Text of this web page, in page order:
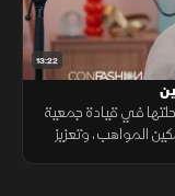
13:22
في قيادة جمعية
المواهب، وتعزيز